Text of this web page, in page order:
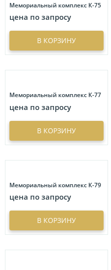
Мемориальный комплекс К-75
цена по запросу
В КОРЗИНУ
Мемориальный комплекс К-77
цена по запросу
В КОРЗИНУ
Мемориальный комплекс К-79
цена по запросу
В КОРЗИНУ